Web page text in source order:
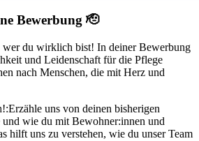
Bewerbung 🫡
wer du wirklich bist! In deiner Bewerbung
und Leidenschaft für die Pflege
nach Menschen, die mit Herz und
Erzähle uns von deinen bisherigen
wie du mit Bewohner:innen und
hilft uns zu verstehen, wie du unser Team